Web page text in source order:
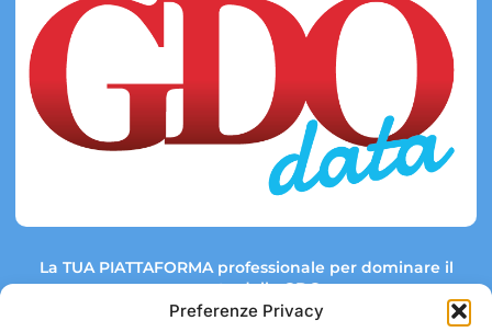
Preferenze Privacy
La TUA PIATTAFORMA professionale per dominare il
mercato della GDO.